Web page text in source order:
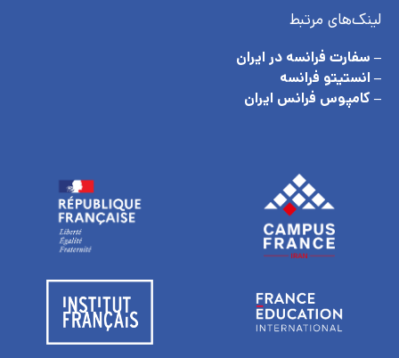
لینک‌های مرتبط
– سفارت فرانسه در ایران
– انستیتو فرانسه
– کامپوس فرانس ایران